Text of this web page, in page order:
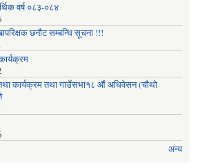
वर्ष ०८३-०८४
छनौट सम्बन्धि सूचना !!!
कार्यक्रम तथा गाउँसभा१८ औं अधिवेसन (चौथो
अन्य